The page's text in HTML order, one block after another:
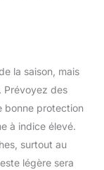
la saison, mais
Prévoyez des
bonne protection
à indice élevé.
surtout au
légère sera